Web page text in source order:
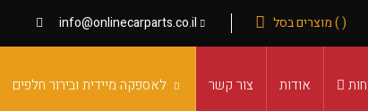
info@onlinecarparts.co.il ( ) מוצרים בסל
אודות צור קשר לאספקה מיידית ובירור חלפים